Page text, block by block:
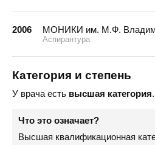
2006 МОНИКИ им. М.Ф.
Аспирантура
Категория и степень
У врача есть высшая категория.
Что это означает?
Высшая квалификационная